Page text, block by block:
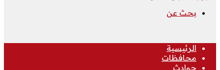
بحث عن
الرئيسية
محافظات
حوادث